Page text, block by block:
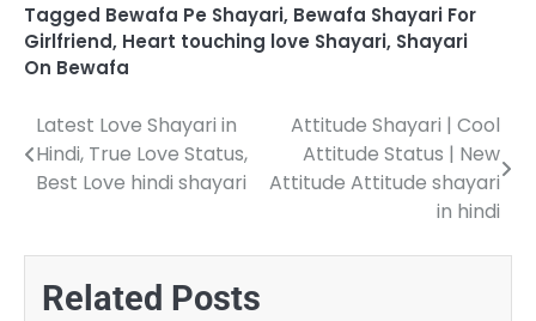
Tagged Bewafa Pe Shayari, Bewafa Shayari For
Girlfriend, Heart touching love Shayari, Shayari
On Bewafa
Post
navigation
Latest Love Shayari in
Hindi, True Love Status,
Best Love hindi shayari
Attitude Shayari | Cool
Attitude Status | New
Attitude Attitude shayari
in hindi
Related Posts